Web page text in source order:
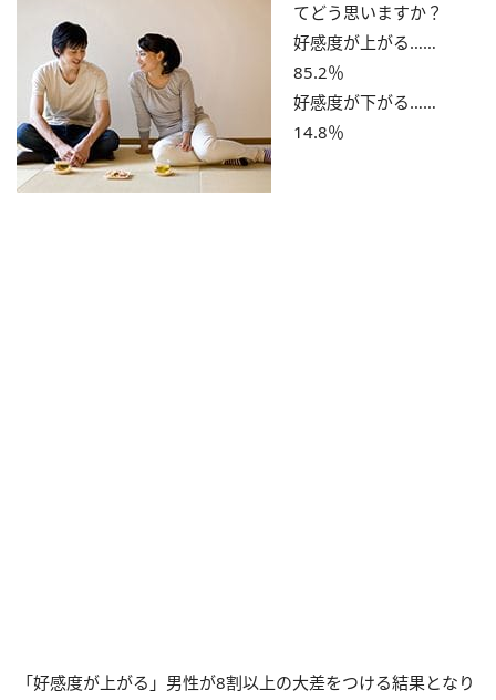
てどう思いますか？
好感度が上がる……
85.2％
好感度が下がる……
14.8％
「好感度が上がる」男性が8割以上の大差をつける結果となり